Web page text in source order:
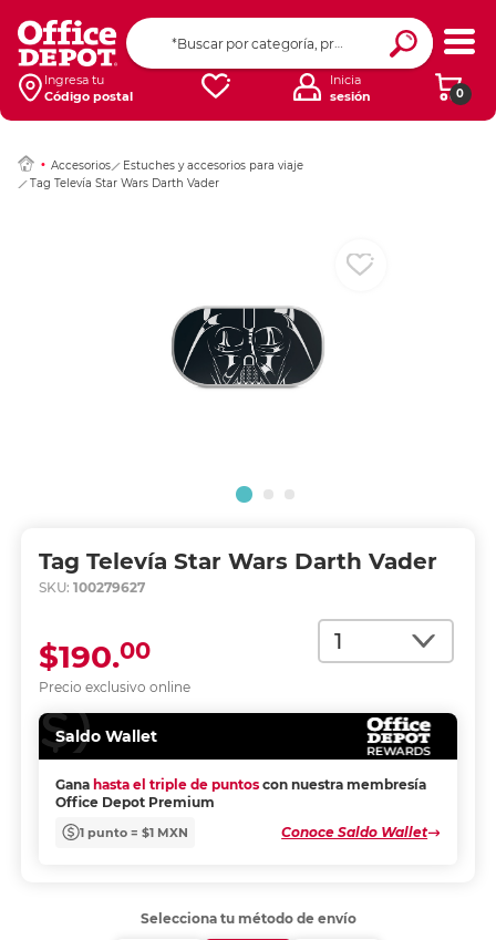
Ingresa tu
Código postal
0
Inicia
sesión
Accesorios
Estuches y accesorios para viaje
Tag Televía Star Wars Darth Vader
Tag Televía Star Wars Darth Vader
SKU: 100279627
Cantidad
Precio exclusivo online
$190.00
Saldo Wallet
Gana hasta el triple de puntos con nuestra membresía
Office Depot Premium
1 punto = $1 MXN Conoce Saldo Wallet
Ingresar Codigo
Selecciona tu método de envío